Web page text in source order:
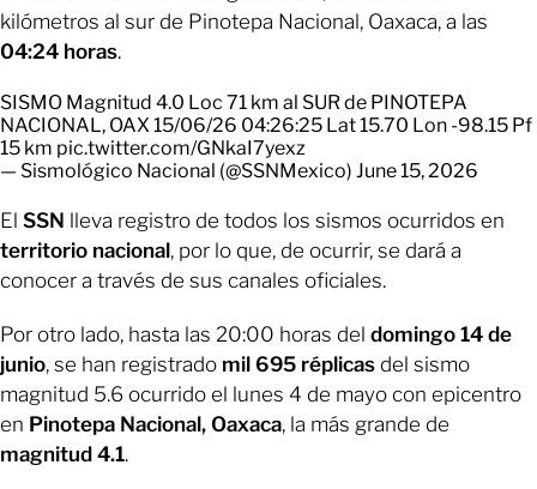
kilómetros al sur de Pinotepa Nacional, Oaxaca, a las
04:24 horas.
SISMO Magnitud 4.0 Loc 71 km al SUR de PINOTEPA
NACIONAL, OAX 15/06/26 04:26:25 Lat 15.70 Lon -98.15 Pf
15 km pic.twitter.com/GNkaI7yexz
— Sismológico Nacional (@SSNMexico) June 15, 2026
El SSN lleva registro de todos los sismos ocurridos en
territorio nacional, por lo que, de ocurrir, se dará a
conocer a través de sus canales oficiales.
Por otro lado, hasta las 20:00 horas del domingo 14 de
junio, se han registrado mil 695 réplicas del sismo
magnitud 5.6 ocurrido el lunes 4 de mayo con epicentro
en Pinotepa Nacional, Oaxaca, la más grande de
magnitud 4.1.